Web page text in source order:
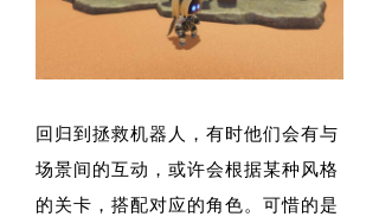
回归到拯救机器人，有时他们会有与
场景间的互动，或许会根据某种风格
的关卡，搭配对应的角色。可惜的是